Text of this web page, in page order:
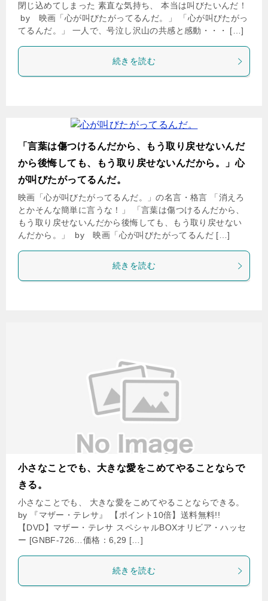
閉じ込めてしまった 素直な気持ち、 本当は叫びたいんだ！
by 映画「心が叫びたがってるんだ。」 「心が叫びたがっ
てるんだ。」 一人で、号泣し沢山の共感と感動・・・ […]
続きを読む
「言葉は傷つけるんだから、もう取り戻せないんだ
から後悔しても、もう取り戻せないんだから。」心
が叫びたがってるんだ。
映画「心が叫びたがってるんだ。」の名言・格言 「消えろ
とかそんな簡単に言うな！」 「言葉は傷つけるんだから、
もう取り戻せないんだから後悔しても、もう取り戻せない
んだから。」 by 映画「心が叫びたがってるんだ […]
続きを読む
小さなことでも、大きな愛をこめてやることならで
きる。
小さなことでも、 大きな愛をこめてやることならできる。
by 『マザー・テレサ』 【ポイント10倍】送料無料!!
【DVD】マザー・テレサ スペシャルBOXオリビア・ハッセ
ー [GNBF-726…価格：6,29 […]
続きを読む